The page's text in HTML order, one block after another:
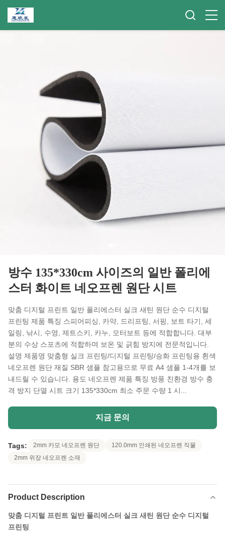
방수 135*330cm 사이즈의 일반 폴리에
스터 화이트 네오프렌 원단 시트
맞춤 디지털 프린트 일반 폴리에스터 실크 새틴 원단 순수 디지털
프린팅 제품 특징 스피어피싱, 카약, 드리프팅, 서핑, 보트 타기, 세
일링, 낚시, 수영, 제트스키, 카누, 모터보트 등에 적합합니다. 대부
분의 수상 스포츠에 적합하며 보온 및 긁힘 방지에 전문적입니다.
설명 제품명 맞춤형 실크 프린팅/디지털 프린팅/승화 프린팅용 흰색
네오프렌 원단 재질 SBR 샘플 참고용으로 무료 A4 샘플 1-4개를 보
내드릴 수 있습니다. 용도 네오프렌 제품 특징 방풍 친환경 방수 충
격 방지 단열 시트 크기 135*330cm 최소 주문 수량 1 시...
지금 문의
Tags: 2mm 카모 네오프렌 원단
120.0mm 인쇄된 네오프렌 직물
2mm 위장 네오프렌 소재
Product Description
맞춤 디지털 프린트 일반 폴리에스터 실크 새틴 원단 순수 디지털
프린팅